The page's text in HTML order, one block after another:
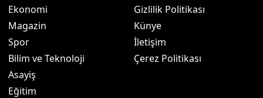
Ekonomi
Magazin
Spor
Bilim ve Teknoloji
Asayiş
Eğitim
Gizlilik Politikası
Künye
İletişim
Çerez Politikası